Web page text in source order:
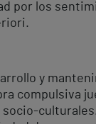
por los
y
compulsiva
culturales.